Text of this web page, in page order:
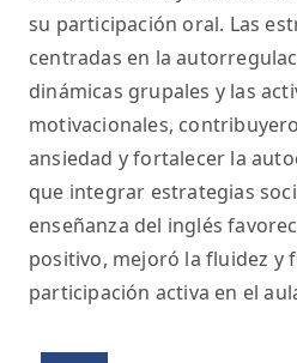
su participación oral. Las
centradas en la
dinámicas grupales y las
motivacionales,
ansiedad y fortalecer la
que integrar estrategias
enseñanza del inglés
positivo, mejoró la fluidez y
participación activa en el